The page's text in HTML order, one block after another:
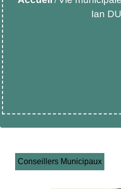
Ian
Conseillers Municipaux